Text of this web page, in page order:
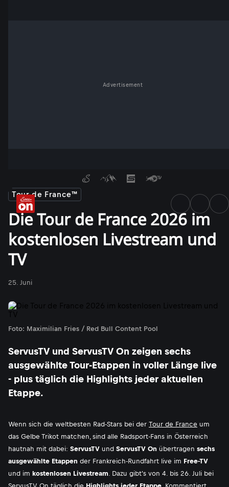
Advertisement
Tour de France™
Die Tour de France 2026 im
kostenlosen Livestream und
TV
25. Juni
Foto: Maximilian Fries / Red Bull Content Pool
ServusTV und ServusTV On zeigen sechs
ausgewählte Tour-Etappen in voller Länge live
- plus täglich die Highlights jeder aktuellen
Etappe.
Wenn sich die weltbesten Rad-Stars bei der Tour de France um
das Gelbe Trikot matchen, sind alle Radsport-Fans in Österreich
hautnah mit dabei: ServusTV und ServusTV On übertragen sechs
ausgewählte Etappen der Frankreich-Rundfahrt live im Free-TV
und im kostenlosen Livestream. Dazu gibt's von 4. bis 26. Juli bei